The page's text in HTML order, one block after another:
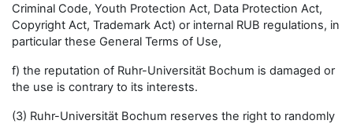
Criminal Code, Youth Protection Act, Data Protection Act,
Copyright Act, Trademark Act) or internal RUB regulations, in
particular these General Terms of Use,
f) the reputation of Ruhr-Universität Bochum is damaged or
the use is contrary to its interests.
(3) Ruhr-Universität Bochum reserves the right to randomly